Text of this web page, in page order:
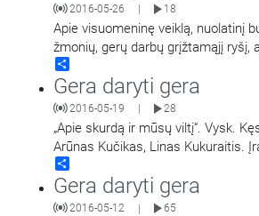
2016-05-26 18
Apie visuomeninę veiklą, nuolatinį
žmonių, gerų darbų grįžtamąjį ryšį,
proginį gailestingumą kalbamės su
Gera daryti gera
2016-05-19 28
„Apie skurdą ir mūsų viltį“. Vysk.
Arūnas Kučikas, Linas Kukuraitis.
Gailestingumo kongreso.
Gera daryti gera
2016-05-12 | 65